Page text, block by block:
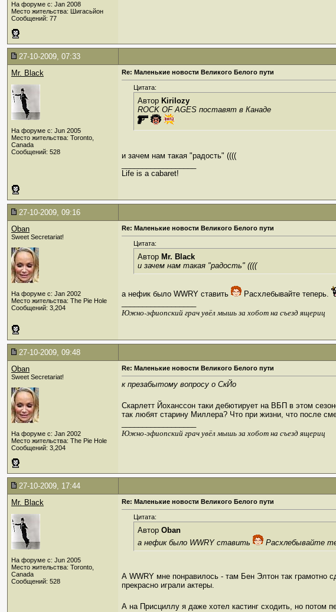
На форуме с: Jan 2008
Место жительства: Шигасьйон
Сообщений: 77
27-10-2009, 07:33
Mr. Black
На форуме с: Jun 2005
Место жительства: Toronto,
Canada
Сообщений: 528
Re: Маленькие новости Великого Белого пути
Цитата:
Автор Kirilozy
ROCK OF AGES поставят в Канаде
и зачем нам такая "радость" ((((
Life is a cabaret!
27-10-2009, 09:16
Oban
Sweet Secretariat!
На форуме с: Jan 2002
Место жительства: The Pie Hole
Сообщений: 3,204
Re: Маленькие новости Великого Белого пути
Цитата:
Автор Mr. Black
и зачем нам такая "радость" ((((
а нефик было WWRY ставить Расхлебывайте теперь.
Южно-эфиопский грач увёл мышь за хобот на съезд ящериц
27-10-2009, 09:48
Oban
Sweet Secretariat!
На форуме с: Jan 2002
Место жительства: The Pie Hole
Сообщений: 3,204
Re: Маленькие новости Великого Белого пути
к презабытому вопросу о СкЙо
Скарлетт Йоханссон таки дебютирует на ВБП в этом
так любят старину Миллера? Что при жизни, что после
Южно-эфиопский грач увёл мышь за хобот на съезд ящериц
27-10-2009, 17:44
Mr. Black
На форуме с: Jun 2005
Место жительства: Toronto,
Canada
Сообщений: 528
Re: Маленькие новости Великого Белого пути
Цитата:
Автор Oban
а нефик было WWRY ставить
Расхлебывайте
А WWRY мне понравилось - там Бен Элтон так грамотно
прекрасно играли актеры.
А на Присциллу я даже хотел кастинг сходить, но потом